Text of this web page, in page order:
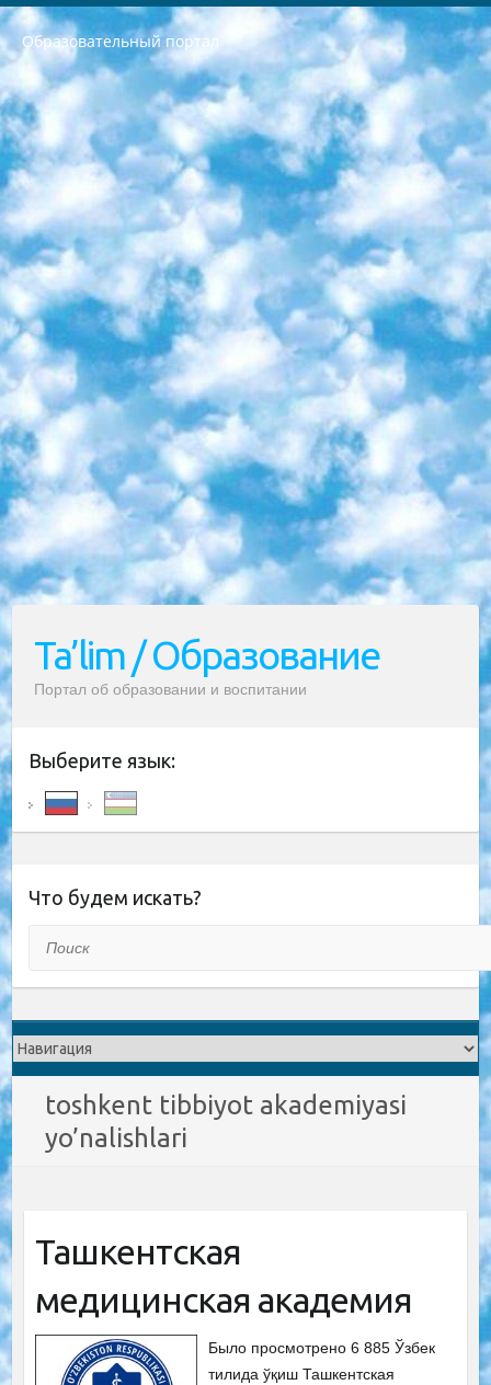
Образовательный портал
РЕСПУБЛИКА УЗБЕКИСТАН МИНИСТРЕРСТВО ДОШКОЛЬНОГО И ШКОЛЬНОГО ОБРАЗОВАНИЯ КОМАНДА в общеобразовательных учреждениях в 2023-2024 учебном году организация и проведение итоговой государственной аттестации обучающихся о Министра дошкольного и школьного образования Республики Узбекистан от 4 марта 2008 года (постановлением Минюста от 20 марта 2008 года № 1778 государственной регистрации) «Итоговое состояние учащихся общего среднего образования на основании положения об утверждении положения об аттестации общего среднего образования выпускной экзамен студентов в образовательных учреждениях в 2023-2024 учебном году В целях организации и прохождения аттестации приказываю: 1. Следующее: перечень предметов, по которым будет проводиться итоговая государственная аттестация и экзамен формы перевода согласно приложению 1; сертификаты международного образца, оценивающие уровень владения иностранными языками перечень согласно приложению 2; 2. Педагогический при специализированных образовательных учреждениях. научно-практический центр квалификации и международной оценки (Д.Давидова) 2024 г. До 25 марта: задания по предметам, по которым будет проводиться итоговая аттестация разработка и утверждение технических условий; итоговая аттестация на основании разработанного предметного задания разработка вопросов по предметам (устно и письменно), экзамен передача; общеобразовательные средние школы и специальные учебные заведения учащиеся выпускных классов школ и интернатов в агентской системе подготовка базы данных экзаменационных материалов и критериев оценки; перевод базы экзаменационных материалов на все языки обучения подать в Республиканский образовательный центр для изготовления; варианты экзаменов на основе разработанных контрольных материалов пусть будут поставлены задачи формирования. 3. Республиканский образовательный центр (Ш.Худайкулов) до 5 апреля 2024 года. до: база данных предоставленных экзаменационных материалов на все языки обучения перевод и экспертиза; для слепых, слабовидящих, глухих, слабослышащих и умственно отсталых детей учащиеся выпускных классов специализированных школ и школ-интернатов база данных экзаменационных материалов на всех преподаваемых языках подготовка критериев оценки; специализированные школы для умственно отсталых детей и технологии для учащихся выпускных классов школ-интернатов разработка соответствующих рекомендаций и критериев проведения ЕГЭ по естествознанию давать задания. 4. Педагогический при специализированных образовательных учреждениях. Научно-практический центр навыков и международной оценки (Д.Давидова), Республика образовательный центр (Худайкулов Ш.) итоговый государственный аттестационный экзамен ориентирован на творческое и логическое мышление при подготовке базы материалов учитывать введение заданий. 5. Следует отметить, что: сертификат государственного образца о знании общеобразовательного предмета и как минимум национальный уровень B1 по предметам на иностранных языках, указанным в Приложении 2. или международно признанный сертификат эквивалентного уровня студенты, изучающие определенный предмет, освобождаются от экзамена; по соответствующим предметам запланирована итоговая государственная аттестация за день до дня, путем жеребьевки Рабочей группой (в письменной форме по предметам, проводимым в форме) из числа сформированных вариантов выбрано 2 варианта; 2 выбранных варианта экзамена анонсированы на официальном сайте министерства и все выпускники по всей стране на основе этих вариантов проводит итоговую государственную аттестацию. 6. Государственное образование учащихся средних общеобразовательных учреждений. знания в соответствии с квалификационными требованиями, которые необходимо приобрести на основании стандартов итоговый (выпускной) контроль для 9 и 11 классов в целях тестирования Экзамены (далее – экзамены) состоят из предметов, перечисленных в приложении 1. будет сделано. 7. Экзамены пройдут с 26 мая по 15 июня 2024 г. (кроме науки физического воспитания). 8. Физическая для учащихся 9 классов общесредних образовательных учреждений. Экзамены по предмету «Образование, квалификация медицина» 1-6 мая 2024 года. сотрудники перевести под присмотр (с отклонениями в физическом или умственном развитии) специализированная школа для детей, школы-интернаты и со сколиозом школы-интернаты санаторного типа для больных детей исключены). 9. Он был слепым, слабовидящим и имел нарушения опорно-двигательного аппарата. экзамены в специализированных школах и интернатах для детей должны проводиться исходя из требований, предъявляемых к общеобразовательным учреждениям (физкультура кроме науки). 10. Специализированная школа для глухих и слабослышащих детей. и экзамены в интернатах и быть реализован в виде письменного теста по математике. 11. Специальность для умственно отсталых детей. Для 9 класса Родной язык и литературное письмо Государственный язык (язык обучения – узбекский). для неклассов) написано Математическое письмо Письменная/устная история Узбекистана Физическое воспитание практично Итоговый контроль Для 11 класса Написание родного языка и литературы (эссе) Математическое письмо Узбекский язык (обучение на узбекском языке) не посещающее общее среднее образование для учреждений)/Образовательное учреждение выбор письменный и устный Иностранный язык письменный/устный Письменная/устная история Узбекистана *По выбору студента:  Химия  Физика  Основы государственного права  География 10 бесплатных образовательных ресурсов - Мы составили подборку онлайн-проектов с интерактивными упражнениями, видеолекциями и статьями. Они помогут вам обрести новые и освежить старые знания бесплатно. 1. «ИНТУИТ» Старейшая образовательная площадка Рунета. Здесь вы найдёте сотни текстовых и видеокурсов на десятки различных тем — от программирования до психологии. Многие курсы подготовлены российскими университетами и крупными международными компаниями вроде Intel и Microsoft. Самостоятельное обучение бесплатное, но желающие могут оплатить услуги персональных наставников. 2. «Смартия» знакомит с актуальными профессиями и подсказывает, как им обучаться. Выбрав заинтересовавшую вас специальность — SMM-специалист, фотограф, веб-дизайнер или другую, — увидите список необходимых для неё умений. Чтобы вы могли освоить их самостоятельно, для каждого умения площадка отображает подборку ссылок на учебные материалы. Хотя «Смартия» ориентируется на русскоязычную аудиторию, часть контента всё же доступна только на английском. 3. «Лекторий Физтеха» Проект Московского физико-технического института (Физтеха). С его помощью вы можете смотреть онлайн серии лекций, записанные на видео в этом вузе. В числе доступных предметов — физика, биология, химия, информационные технологии и другие. К некоторым лекциям администрация ресурса прилагает готовые конспекты, которые можно скачивать в PDF-формате. 4. ITMOcourses Онлайн-площадка Санкт-Петербургского национального исследовательского университета информационных технологий, механики и оптики (ИТМО). Ресурс предоставляет свободный доступ к курсам, разработанным в этом вузе. Каталог материалов разбит на четыре категории: «Оптические системы и технологии», «Приборостроение и робототехника», «Информационные технологии» и «Биотехнологии». Курсы состоят из видеолекций, интерактивных демонстраций и заданий. 5. «КиберЛенинка» Электронная научная библиотека открытого доступа. Каталог площадки регулярно обрастает текстами статей из различных научных изданий. Сгруппированные по журналам и рубрикам публикации можно читать онлайн или скачивать целиком в PDF-формате. Проект нацелен на популяризацию науки за счёт открытого доступа к качественной информации. 6. «ПостНаука» На этом ресурсе публикуют подборки видеолекций, составленные экспертами из разных отраслей и объединённые общими темами. Среди них, к примеру, есть серии «Биоинформатика и геномика», «Культура средневековой Скандинавии» и Cinema Studies о теории кино. Каждая подборка лекций — логически связанная история, рассказанная экспертом от первого лица. Кроме того, на сайте появляются научно-образовательные статьи и тесты на разные темы. 7. «Newочём» Команда проекта «Newочём» отбирает самые интересные тексты из англоязычных СМИ и переводит те из них, за которые голосуют участники сообщества «ВКонтакте». По большей части это научно-популярные статьи. Редакторы придумывают лишь заголовки, в остальном содержание переводов соответствует оригиналам. Полные тексты можно читать прямо в социальной сети. 8. InternetUrok Онлайн-база материалов по основным дисциплинам школьной программы. Информация на сайте структурирована по классам, предметам и темам (урокам). Каждый урок состоит из видеолекций и конспектов. Есть также интерактивные тренажёры и тесты для закрепления пройденного материала. Даже если вы давно окончили школу, возможность повторить программу старших классов всегда может пригодиться. 9. Edutainme Ещё один ресурс об образовании. В отличие от Newtonew, как мне кажется, Edutainme больше ориентируется на представителей индустрии: педагогов, предпринимателей, разработчиков образовательных проектов. Но и любой, кто просто стремится к саморазвитию, найдёт на сайте много полезного и интересного для себя. Например, информацию о новых курсах и образовательных сервисах. 10. Newtonew Онлайн-медиа об образовании и обучении в широком смысле. Авторы Newtonew пишут об инструментах, заведениях, тактиках и стратегиях, которые помогают учить других и получать новые знания самостоятельно. На этой площадке вы найдёте новости, обзоры, аналитические мат
Ta’lim / Образование
Портал об образовании и воспитании
Выберите язык:
Что будем искать?
toshkent tibbiyot akademiyasi
yo’nalishlari
Ташкентская
медицинская академия
Было просмотрено 6 885 Ўзбек
тилида ўқиш Ташкентская